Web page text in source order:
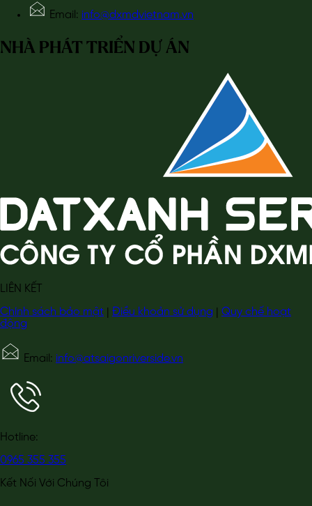
Email: info@dxmdvietnam.vn
NHÀ PHÁT TRIỂN DỰ ÁN
LIÊN KẾT
Chính sách bảo mật
Điều khoản sử dụng
Quy chế hoạt
động
Email: info@atsaigonriverside.vn
Hotline:
0965 355 355
Kết Nối Với Chúng Tôi